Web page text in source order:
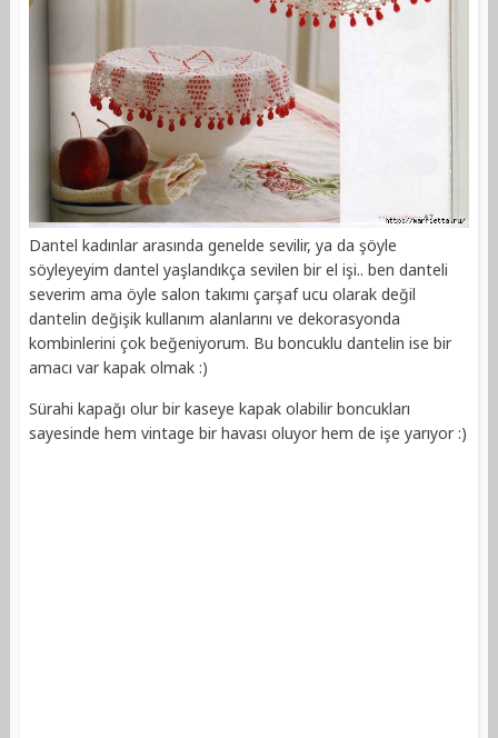
Dantel kadınlar arasında genelde sevilir, ya da şöyle
söyleyeyim dantel yaşlandıkça sevilen bir el işi.. ben danteli
severim ama öyle salon takımı çarşaf ucu olarak değil
dantelin değişik kullanım alanlarını ve dekorasyonda
kombinlerini çok beğeniyorum. Bu boncuklu dantelin ise bir
amacı var kapak olmak :)
Sürahi kapağı olur bir kaseye kapak olabilir boncukları
sayesinde hem vintage bir havası oluyor hem de işe yarıyor :)